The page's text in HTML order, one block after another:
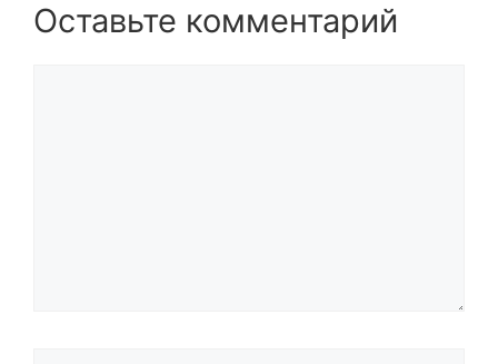
Оставьте комментарий